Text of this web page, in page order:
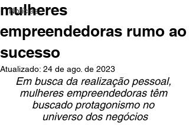
Notícias
mulheres
empreendedoras rumo ao
sucesso
Atualizado: 24 de ago. de 2023
Em busca da realização pessoal,
mulheres empreendedoras têm
buscado protagonismo no
universo dos negócios